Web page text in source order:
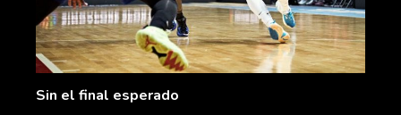
Sin el final esperado